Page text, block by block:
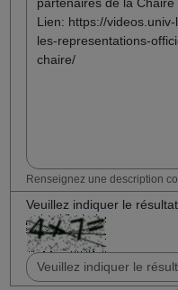
Renseignez une description
Veuillez indiquer le